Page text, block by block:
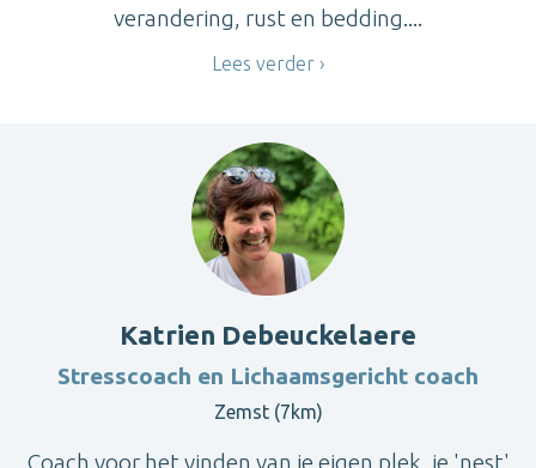
verandering, rust en bedding....
Lees verder
Katrien Debeuckelaere
Stresscoach en Lichaamsgericht coach
Zemst (7km)
Coach voor het vinden van je eigen plek, je 'nest'